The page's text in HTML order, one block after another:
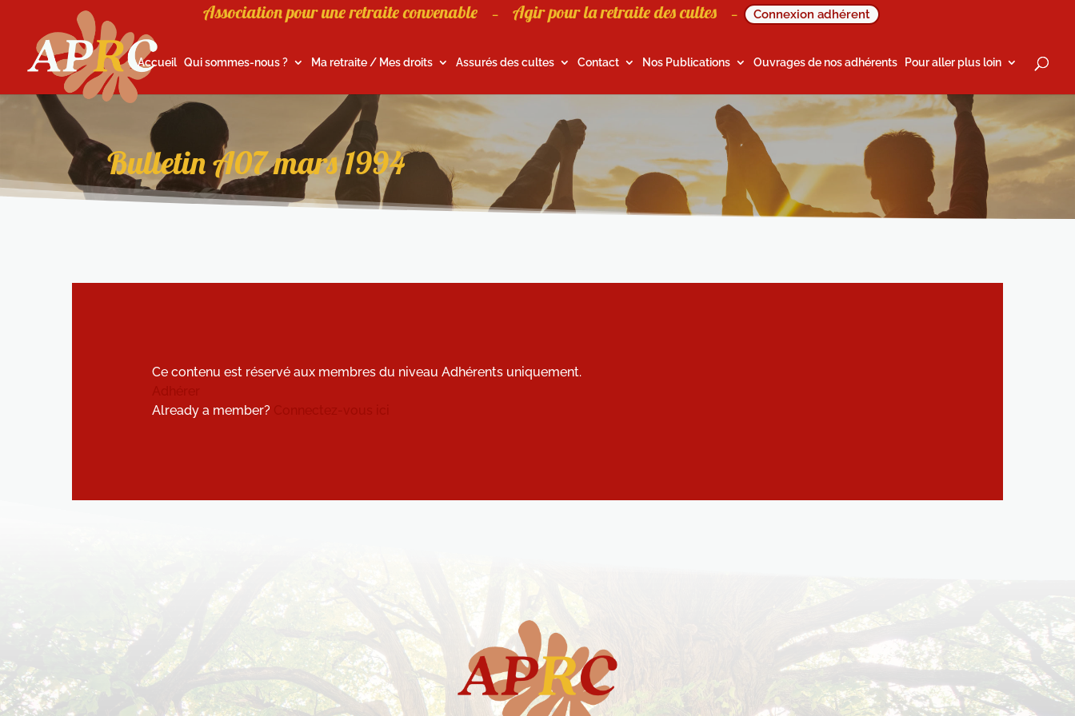
Association pour une retraite convenable – Agir pour la retraite des cultes – Connexion adhérent
Accueil Qui sommes-nous ? Ma retraite / Mes droits Assurés des cultes Contact Nos Publications Ouvrages de nos adhérents Pour aller plus loin
Bulletin A07 mars 1994
Ce contenu est réservé aux membres du niveau Adhérents uniquement.
Already a member?